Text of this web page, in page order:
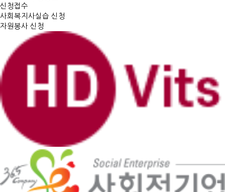
신청접수
사회복지사실습 신청
자원봉사 신청